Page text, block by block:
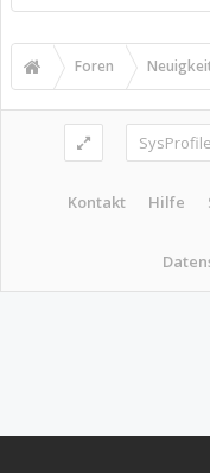
Foren
Kontakt Hilfe